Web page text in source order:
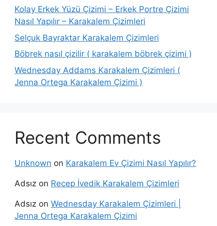
Kolay Erkek Yüzü Çizimi – Erkek Portre Çizimi
Nasıl Yapılır – Karakalem Çizimleri
Selçuk Bayraktar Karakalem Çizimleri
Böbrek nasıl çizilir ( karakalem böbrek çizimi )
Wednesday Addams Karakalem Çizimleri (
Jenna Ortega Karakalem Çizimi )
Recent Comments
Unknown on Karakalem Ev Çizimi Nasıl Yapılır?
Adsız on Recep İvedik Karakalem Çizimleri
Adsız on Wednesday Karakalem Çizimleri |
Jenna Ortega Karakalem Çizimi